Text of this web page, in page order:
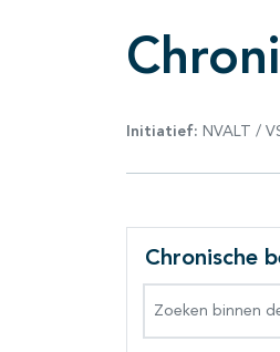
Initiatief: NVALT /
Chronische